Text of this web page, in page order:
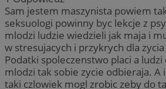
Sam jestem maszynista powiem
seksuologi powinny byc lekcje z
mlodzi ludzie wiedzieli jak maja i
w stresujacych i przykrych dla
Podatki spoleczenstwo placi a
mlodzi tak sobie zycie odbieraja. A
taki czlowiek mogl zrobic zeby do